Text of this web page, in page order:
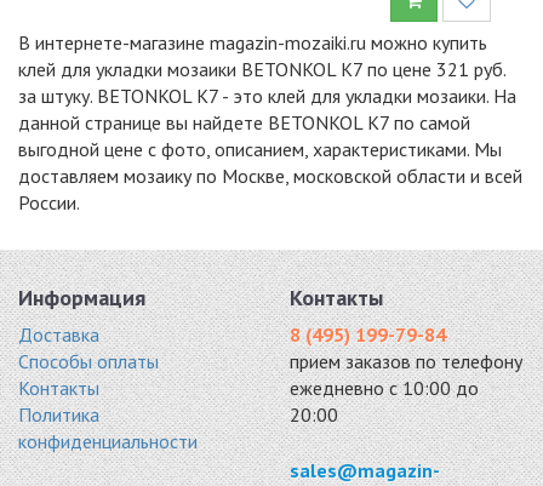
В интернете-магазине magazin-mozaiki.ru можно купить
клей для укладки мозаики BETONKOL K7 по цене 321 руб.
за штуку. BETONKOL K7 - это клей для укладки мозаики. На
данной странице вы найдете BETONKOL K7 по самой
выгодной цене с фото, описанием, характеристиками. Мы
доставляем мозаику по Москве, московской области и всей
России.
Информация
Доставка
Способы оплаты
Контакты
Политика
конфиденциальности
Контакты
8 (495) 199-79-84
прием заказов по телефону
ежедневно с 10:00 до
20:00
sales@magazin-